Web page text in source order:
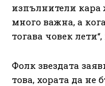
изпълнители кара
много важна, а
тогава човек
Фолк звездата
това, хората да не